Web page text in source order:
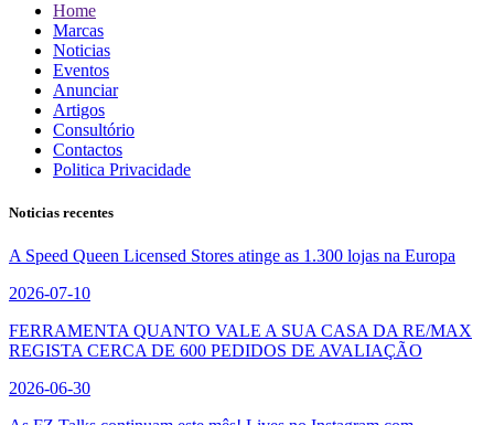
Home
Marcas
Noticias
Eventos
Anunciar
Artigos
Consultório
Contactos
Politica Privacidade
Noticias recentes
A Speed Queen Licensed Stores atinge as 1.300 lojas na Europa
2026-07-10
FERRAMENTA QUANTO VALE A SUA CASA DA RE/MAX
REGISTA CERCA DE 600 PEDIDOS DE AVALIAÇÃO
2026-06-30